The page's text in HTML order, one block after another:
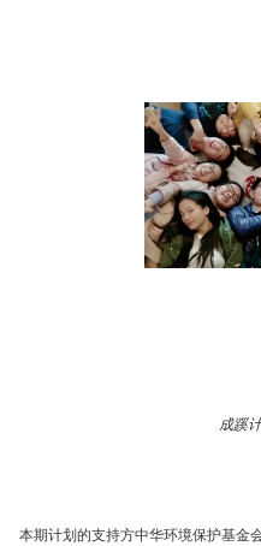
成蹊
本期计划的支持方中华环境保护基金